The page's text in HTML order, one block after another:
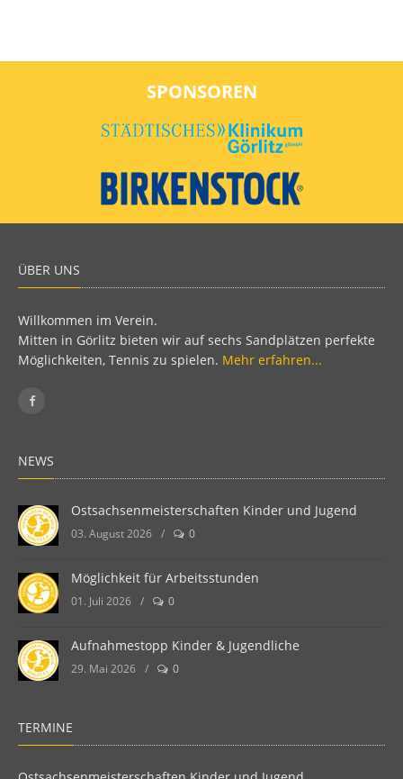
SPONSOREN
ÜBER UNS
Willkommen im Verein.
Mitten in Görlitz bieten wir auf sechs Sandplätzen perfekte
Möglichkeiten, Tennis zu spielen. Mehr erfahren...
NEWS
Ostsachsenmeisterschaften Kinder und Jugend
03. August 2026 / 0
Möglichkeit für Arbeitsstunden
01. Juli 2026 / 0
Aufnahmestopp Kinder & Jugendliche
29. Mai 2026 / 0
TERMINE